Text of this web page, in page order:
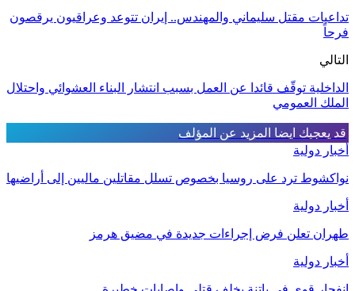
تداعيات مقتل سليماني والمهندس.. إيران تتوعد وعراقيون يرقصون
فرحاً
التالي
الداخلية توقّف قائدا عن العمل بسبب انتشار البناء العشوائي واحتلال
الملك العمومي
قد يعجبك ايضا المزيد عن المؤلف
أخبار دولية
نواكشوط ترد على روسيا بخصوص تسلل مقاتلين ماليين إلى أراضيها
أخبار دولية
طهران تعلن فرض إجراءات جديدة في مضيق هرمز
أخبار دولية